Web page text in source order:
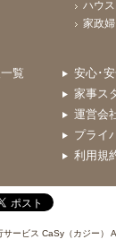
ハウ
家政
覧
安心･
家事ス
運営会
プライ
利用規
ービス CaSy（カジー）